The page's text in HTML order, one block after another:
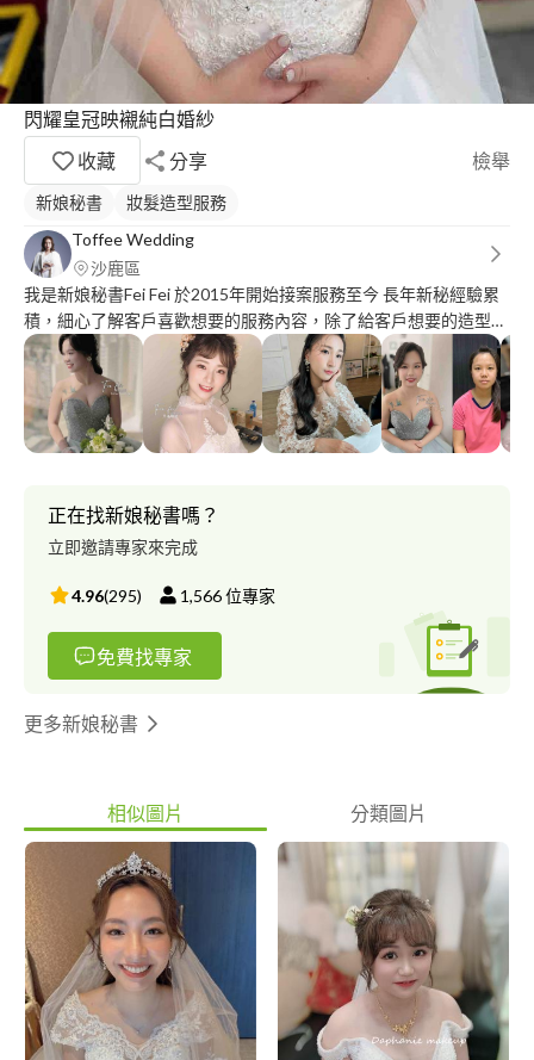
閃耀皇冠映襯純白婚紗
收藏
分享 檢舉
新娘秘書
妝髮造型服務
Toffee Wedding
沙鹿區
我是新娘秘書Fei Fei 於2015年開始接案服務至今 長年新秘經驗累
積，細心了解客戶喜歡想要的服務內容，除了給客戶想要的造型，
更以豐富經驗提供參考建議，解決客戶遇到的任何造型問題。 除
了新娘秘書、尾牙、舞台表演、活動造型、媽媽妝髮、整體造型都
有接案服務。
正在找新娘秘書嗎？
立即邀請專家來完成
4.96(295) 1,566位專家
免費找專家
更多新娘秘書
相似圖片 分類圖片